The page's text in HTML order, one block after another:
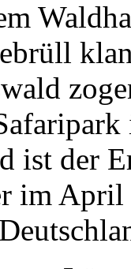
ist der
im